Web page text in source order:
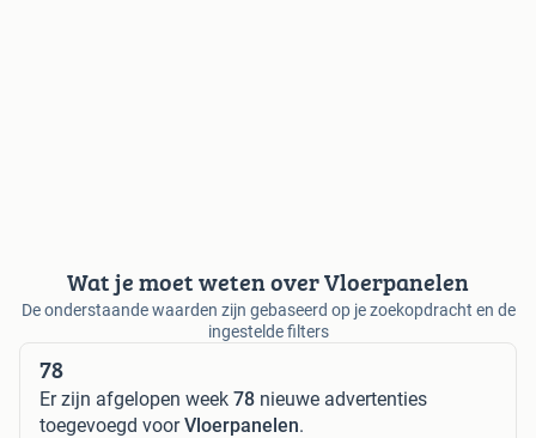
Wat je moet weten over Vloerpanelen
De onderstaande waarden zijn gebaseerd op je zoekopdracht en de
ingestelde filters
78
Er zijn afgelopen week 78 nieuwe advertenties
toegevoegd voorVloerpanelen.